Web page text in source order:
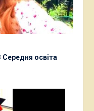
Середня освіта